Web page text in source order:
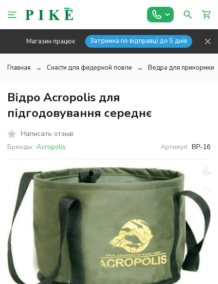
Магазин працює Затримка по відправці до 5 днів
Главная Снасти для фидерной ловли Ведра для прикормки
Відро Acropolis для
підгодовування середнє
Написать отзыв
Бренды: Acropolis Артикул: ВР-1б